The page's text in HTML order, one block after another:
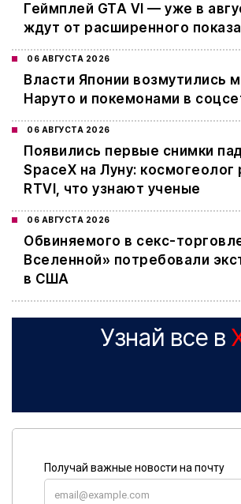
Геймплей GTA VI — уже в
ждут от расширенного
06 АВГУСТА 2026
Власти Японии возмутились
Наруто и покемонами в
06 АВГУСТА 2026
Появились первые снимки
SpaceX на Луну: космогеолог
RTVI, что узнают ученые
06 АВГУСТА 2026
Обвиняемого в секс-
Вселенной» потребовали
в США
Узнай все в